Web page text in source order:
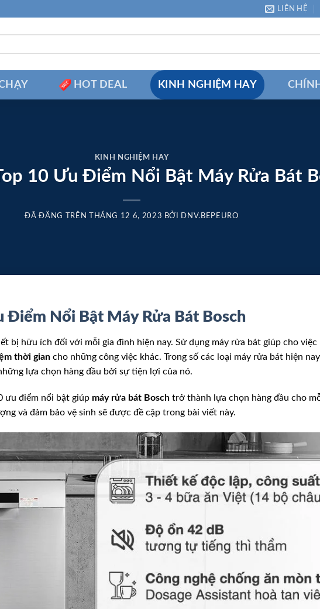
LIÊN HỆ
HOT DEAL KINH NGHIỆM HAY
KINH NGHIỆM HAY
10 Ưu Điểm Nổi Bật Máy Rửa Bát
ĐÃ ĐĂNG TRÊN THÁNG 12 6, 2023 BỞI DNV.BEPEURO
Điểm Nổi Bật Máy Rửa Bát Bosch
bị hữu ích đối với mỗi gia đình hiện nay. Sử dụng máy rửa bát giúp cho việc
thời giancho những công việc khác. Trong số các loại máy rửa bát hiện
lựa chọn hàng đầu bởi sự tiện lợi của nó.
ưu điểm nổi bật giúp máy rửa bát Boschtrở thành lựa chọn hàng đầu cho
và đảm bảo vệ sinh sẽ được đề cập trong bài viết này.